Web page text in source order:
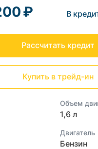
₽
В
Рассчитать кредит
Купить в трейд-ин
Объем
1,6 л
Двигатель
Бензин